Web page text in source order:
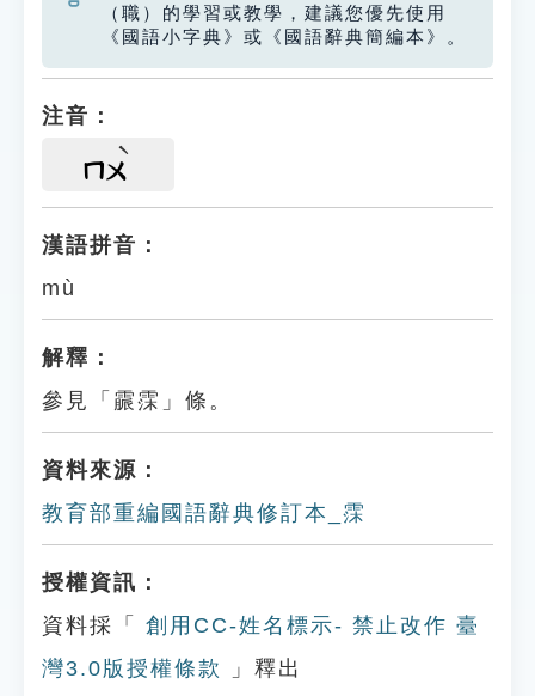
（職）的學習或教學，建議您優先使用
《國語小字典》或《國語辭典簡編本》。
注音：
ㄇㄨ
漢語拼音：
mù
解釋：
參見「霢霂」條。
資料來源：
教育部重編國語辭典修訂本_霂
授權資訊：
資料採「
創用CC-姓名標示- 禁止改作 臺
灣3.0版授權條款
」釋出